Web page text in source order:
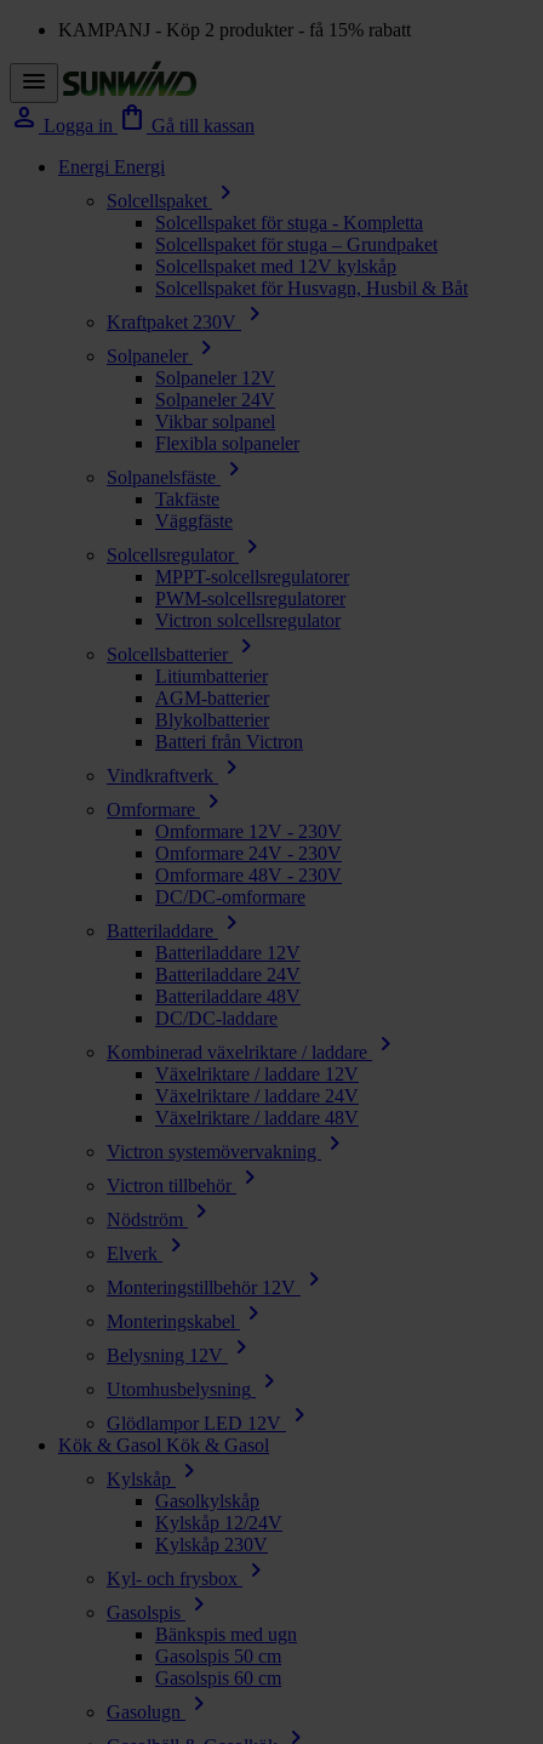
KAMPANJ - Köp 2 produkter - få 15% rabatt
menu
person Logga in shopping_bag Gå till kassan
Energi Energi
Solcellspaket
chevron_right
Solcellspaket för stuga - Kompletta
Solcellspaket för stuga – Grundpaket
Solcellspaket med 12V kylskåp
Solcellspaket för Husvagn, Husbil & Båt
Kraftpaket 230V
chevron_right
Solpaneler chevron_right
Solpaneler 12V
Solpaneler 24V
Vikbar solpanel
Flexibla solpaneler
Solpanelsfäste
chevron_right
Takfäste
Väggfäste
Solcellsregulator
chevron_right
MPPT-solcellsregulatorer
PWM-solcellsregulatorer
Victron solcellsregulator
Solcellsbatterier
chevron_right
Litiumbatterier
AGM-batterier
Blykolbatterier
Batteri från Victron
Vindkraftverk
chevron_right
Omformare chevron_right
Omformare 12V - 230V
Omformare 24V - 230V
Omformare 48V - 230V
DC/DC-omformare
Batteriladdare
chevron_right
Batteriladdare 12V
Batteriladdare 24V
Batteriladdare 48V
DC/DC-laddare
Kombinerad växelriktare / laddare
chevron_right
Växelriktare / laddare 12V
Växelriktare / laddare 24V
Växelriktare / laddare 48V
Victron systemövervakning
chevron_right
Victron tillbehör chevron_right
Nödström chevron_right
Elverk chevron_right
Monteringstillbehör 12V chevron_right
Monteringskabel chevron_right
Belysning 12V chevron_right
Utomhusbelysning chevron_right
Glödlampor LED 12V chevron_right
Kök & Gasol Kök & Gasol
Kylskåp
chevron_right
Gasolkylskåp
Kylskåp 12/24V
Kylskåp 230V
Kyl- och frysbox
chevron_right
Gasolspis chevron_right
Bänkspis med ugn
Gasolspis 50 cm
Gasolspis 60 cm
Gasolugn
chevron_right